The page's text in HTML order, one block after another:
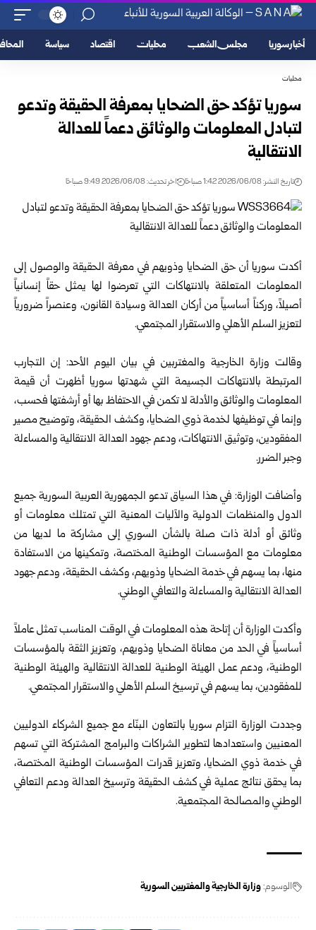
أخبار سوريا مجلس الشعب محليات اقتصاد سياسة
محليات
سوريا تؤكد حق الضحايا بمعرفة الحقيقة وتدعو
لتبادل المعلومات والوثائق دعماً للعدالة
الانتقالية
تاريخ النشر: 2026/06/08 1:42 صباحًا اخر تحديث: 2026/06/08 9:49 صباحًا
أكدت سوريا أن حق الضحايا وذويهم في معرفة الحقيقة والوصول إلى
المعلومات المتعلقة بالانتهاكات التي تعرضوا لها يمثل حقاً إنسانياً
أصيلاً، وركناً أساسياً من أركان العدالة وسيادة القانون، وعنصراً ضرورياً
لتعزيز السلم الأهلي والاستقرار المجتمعي.
وقالت وزارة الخارجية والمغتربين في بيان اليوم الأحد: إن التجارب
المرتبطة بالانتهاكات الجسيمة التي شهدتها سوريا أظهرت ‏أن قيمة
المعلومات والوثائق والأدلة لا تكمن في الاحتفاظ بها أو أرشفتها فحسب،
وإنما في توظيفها لخدمة ذوي الضحايا، وكشف الحقيقة، وتوضيح مصير
المفقودين، وتوثيق الانتهاكات، ودعم جهود العدالة الانتقالية والمساءلة
وجبر الضرر.
وأضافت الوزارة: في هذا السياق تدعو الجمهورية العربية السورية جميع
الدول والمنظمات الدولية والآليات المعنية التي تمتلك معلومات أو
وثائق أو أدلة ذات صلة بالشأن السوري إلى مشاركة ما لديها من
معلومات مع المؤسسات الوطنية المختصة، وتمكينها من الاستفادة
منها، بما يسهم في خدمة الضحايا وذويهم، وكشف الحقيقة، ودعم جهود
العدالة الانتقالية والمساءلة والتعافي الوطني.
وأكدت الوزارة أن إتاحة هذه المعلومات في الوقت المناسب تمثل عاملاً
أساسياً في الحد من معاناة الضحايا وذويهم، وتعزيز الثقة بالمؤسسات
الوطنية، ودعم عمل الهيئة الوطنية للعدالة الانتقالية والهيئة الوطنية
للمفقودين، بما يسهم في ترسيخ السلم الأهلي والاستقرار المجتمعي.
وجددت الوزارة التزام سوريا بالتعاون البنّاء مع جميع الشركاء الدوليين
المعنيين واستعدادها لتطوير الشراكات والبرامج المشتركة التي تسهم
في خدمة ذوي الضحايا، وتعزيز قدرات المؤسسات الوطنية المختصة،
بما يحقق نتائج عملية في كشف الحقيقة وترسيخ العدالة ودعم التعافي
الوطني والمصالحة المجتمعية.
الوسوم:وزارة الخارجية والمغتربين السورية